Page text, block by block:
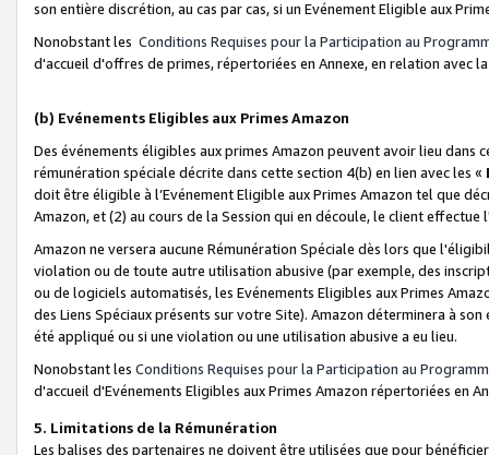
son entière discrétion, au cas par cas, si un Evénement Eligible aux
Nonobstant les Conditions Requises pour la Participation au
d'accueil d'offres de primes, répertoriées en Annexe, en relation avec
(b) Evénements Eligibles aux Primes Amazon
Des événements éligibles aux primes Amazon peuvent avoir lieu dans
rémunération spéciale décrite dans cette section 4(b) en lien avec les «
doit être éligible à l’Evénement Eligible aux Primes Amazon tel que
Amazon, et (2) au cours de la Session qui en découle, le client
Amazon ne versera aucune Rémunération Spéciale dès lors que
violation ou de toute autre utilisation abusive (par exemple, des
ou de logiciels automatisés, les Evénements Eligibles aux Primes
des Liens Spéciaux présents sur votre Site). Amazon déterminera à
été appliqué ou si une violation ou une utilisation abusive a eu lieu.
Nonobstant les Conditions Requises pour la Participation au
d'accueil d'Evénements Eligibles aux Primes Amazon répertoriées en
5. Limitations de la Rémunération
Les balises des partenaires ne doivent être utilisées que pour